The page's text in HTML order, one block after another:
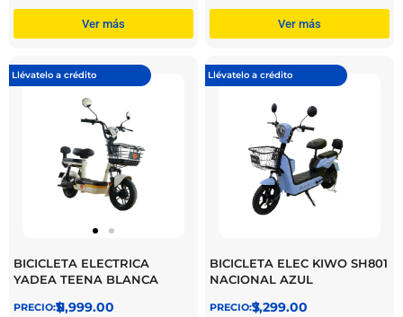
Ver más Ver más
Llévatelo a crédito
BICICLETA ELECTRICA
YADEA TEENA BLANCA
$
11,999.00
Llévatelo a crédito
BICICLETA ELEC KIWO SH801
NACIONAL AZUL
$
7,299.00